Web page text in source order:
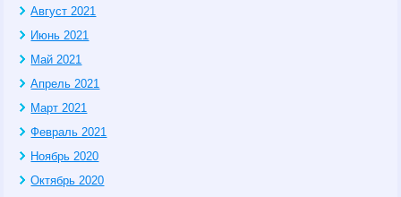
Август 2021
Июнь 2021
Май 2021
Апрель 2021
Март 2021
Февраль 2021
Ноябрь 2020
Октябрь 2020